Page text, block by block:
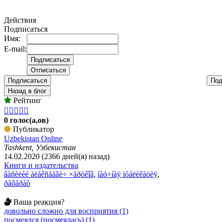
Действия
Подписаться
Имя:
E-mail:
Подписаться
Назад в блог
Рейтинг
    
0 голос(а,ов)
Публикатор
Uzbekistan Online
Tashkent, Узбекистан
14.02.2020 (2366 дней(я) назад)
Книги и издательства
âàñèëèé àëåêñååâè÷ ×åðòêîâ, íàó÷íàÿ ïóáëèêàöèÿ,
ðåôåðàò
Ваша реакция?
довольно сложно для восприятия (1)
посмеялся (посмеялась) (1)